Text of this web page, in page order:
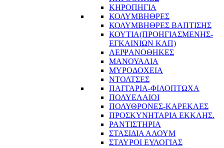
ΚΗΡΟΠΗΓΙΑ
ΚΟΛΥΜΒΗΘΡΕΣ
ΚΟΛΥΜΒΗΘΡΕΣ ΒΑΠΤΙΣΗΣ
ΚΟΥΤΙΑ(ΠΡΟΗΓΙΑΣΜΕΝΗΣ-
ΕΓΚΑΙΝΙΩΝ ΚΛΠ)
ΛΕΙΨΑΝΟΘΗΚΕΣ
ΜΑΝΟΥΑΛΙΑ
ΜΥΡΟΔΟΧΕΙΑ
ΝΤΟΛΤΣΕΣ
ΠΑΓΓΑΡΙΑ-ΦΙΛΟΠΤΩΧΑ
ΠΟΛΥΕΛΑΙΟΙ
ΠΟΛΥΘΡΟΝΕΣ-ΚΑΡΕΚΛΕΣ
ΠΡΟΣΚΥΝΗΤΑΡΙΑ ΕΚΚΛΗΣ.
ΡΑΝΤΙΣΤΗΡΙΑ
ΣΤΑΣΙΔΙΑ ΑΛΟΥΜ
ΣΤΑΥΡΟΙ ΕΥΛΟΓΙΑΣ